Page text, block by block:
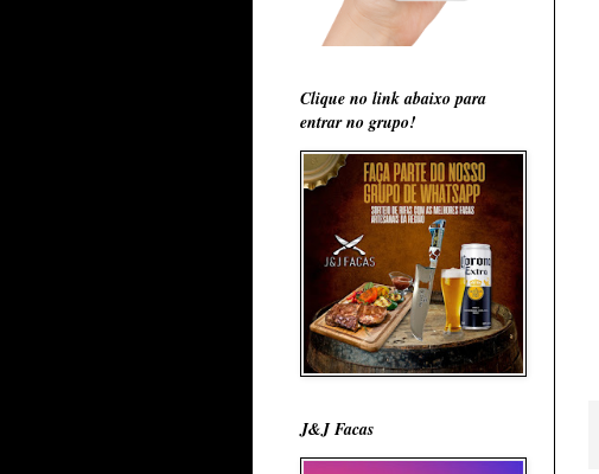
Clique no link abaixo para
entrar no grupo!
J&J Facas